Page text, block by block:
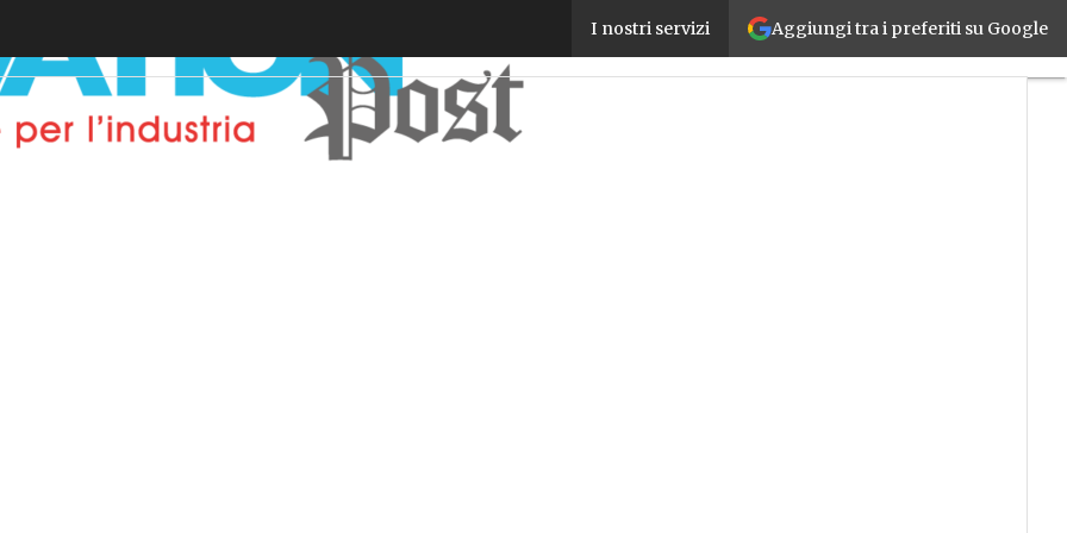
Aggiungi tra i preferiti su Google
I nostri servizi
Cloud Transformation: le aziende si scontrano